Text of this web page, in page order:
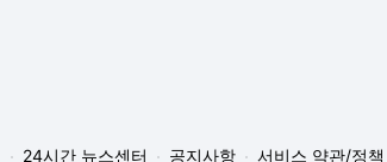
24시간 뉴스센터 공지사항 서비스 약관/정책